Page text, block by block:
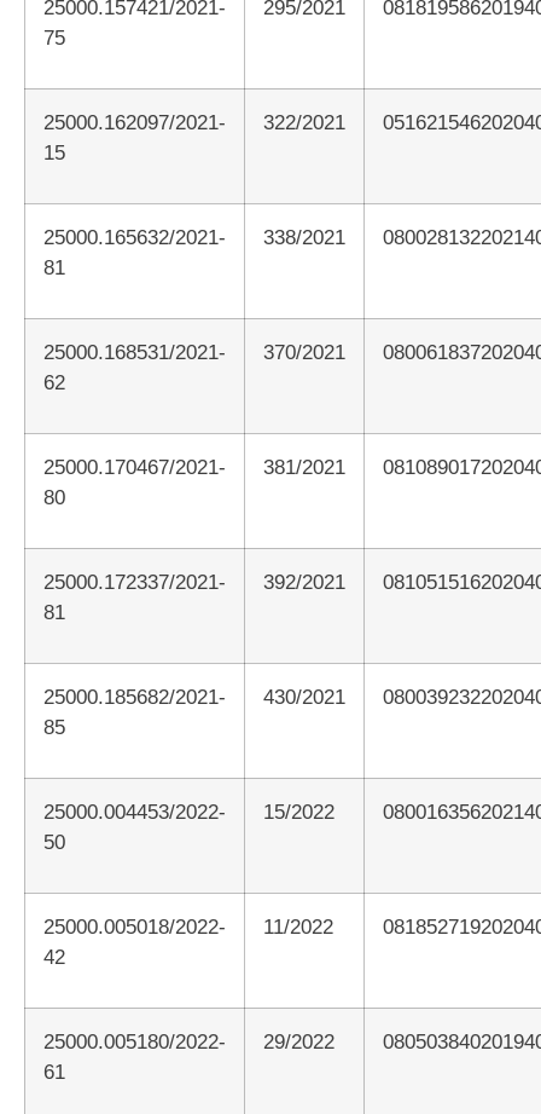
25000.157421/2021-
75
295/2021
25000.162097/2021-
15
322/2021
25000.165632/2021-
81
338/2021
25000.168531/2021-
62
370/2021
25000.170467/2021-
80
381/2021
25000.172337/2021-
81
392/2021
25000.185682/2021-
85
430/2021
25000.004453/2022-
50
15/2022
25000.005018/2022-
42
11/2022
25000.005180/2022-
61
29/2022